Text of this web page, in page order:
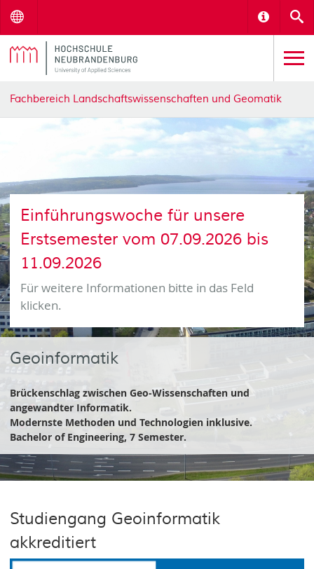
Fachbereich Landschaftswissenschaften und Geomatik
Einführungswoche für unsere
Erstsemester vom 07.09.2026 bis
11.09.2026
Für weitere Informationen bitte in das Feld
klicken.
Geoinformatik
Brückenschlag zwischen Geo-Wissenschaften und
angewandter Informatik.
Modernste Methoden und Technologien inklusive.
Bachelor of Engineering, 7 Semester.
Studiengang Geoinformatik
akkreditiert